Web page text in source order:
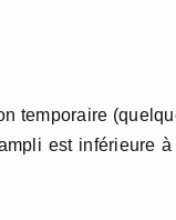
temporaire
est inférieure